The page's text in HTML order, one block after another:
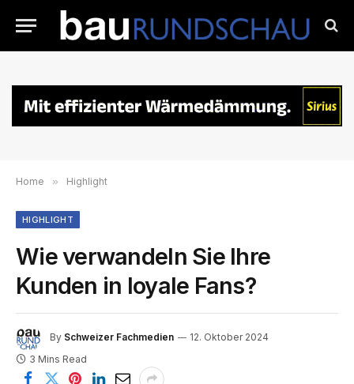
Home » Highlight
HIGHLIGHT
Wie verwandeln Sie Ihre
Kunden in loyale Fans?
By Schweizer Fachmedien
12. Oktober 2024
3 Mins Read